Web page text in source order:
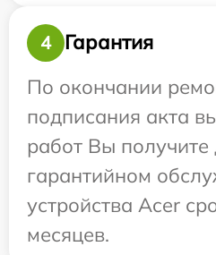
4
Гарантия
По окончании
подписания акта
работ Вы получите
гарантийном
устройства Acer
месяцев.